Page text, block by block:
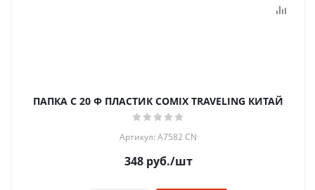
ПАПКА С 20 Ф ПЛАСТИК COMIX TRAVELING КИТАЙ
Артикул: A7582 CN
348руб./шт